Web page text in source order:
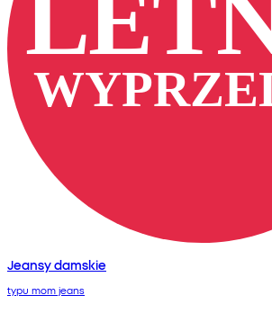
Jeansy damskie
typu mom jeans